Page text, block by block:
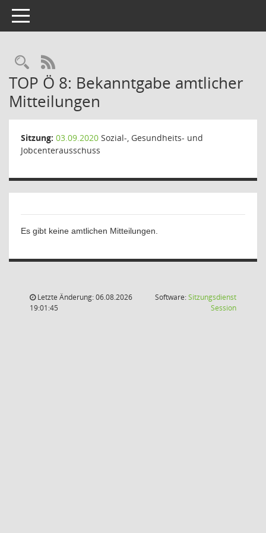
Toggle navigation
Rechercheauswahl
RSS-Feed
TOP Ö 8: Bekanntgabe amtlicher
Mitteilungen
Sitzung: 03.09.2020 Sozial-, Gesundheits- und
Jobcenterausschuss
Es gibt keine amtlichen Mitteilungen.
Letzte Änderung: 06.08.2026
19:01:45
Software:Sitzungsdienst
Session(Wird in